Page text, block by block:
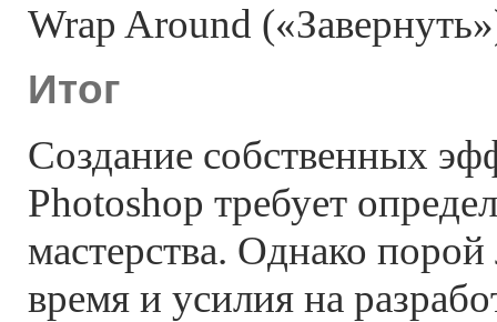
Wrap Around
Итог
Создание собственных
Photoshop требует
мастерства. Однако
время и усилия на